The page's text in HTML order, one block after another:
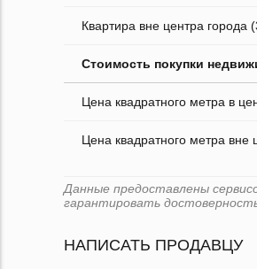
Квартира вне центра города
Стоимость покупки
Цена квадратного метра в
Цена квадратного метра вне
Данные предоставлены
гарантировать
НАПИСАТЬ ПРОДАВЦУ